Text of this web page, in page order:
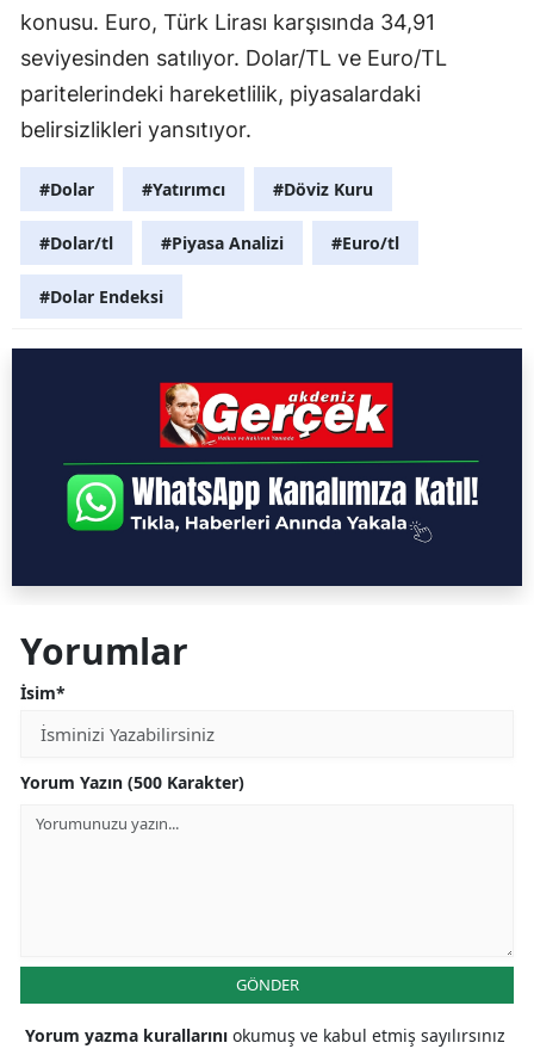
konusu. Euro, Türk Lirası karşısında 34,91
seviyesinden satılıyor. Dolar/TL ve Euro/TL
paritelerindeki hareketlilik, piyasalardaki
belirsizlikleri yansıtıyor.
#Dolar #Yatırımcı #Döviz Kuru
#Dolar/tl #Piyasa Analizi #Euro/tl
#Dolar Endeksi
Yorumlar
İsim*
Yorum Yazın (500 Karakter)
GÖNDER
Yorum yazma kurallarını okumuş ve kabul etmiş sayılırsınız